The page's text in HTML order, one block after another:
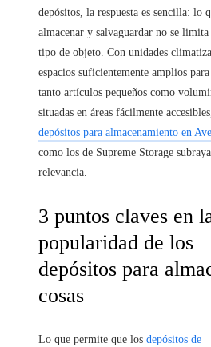
depósitos, la respuesta es sencilla: lo
almacenar y salvaguardar no se
tipo de objeto. Con unidades
espacios suficientemente amplios
tanto artículos pequeños como
situadas en áreas fácilmente
depósitos para almacenamiento en
como los de Supreme Storage
relevancia.
3 puntos claves en
popularidad de los
depósitos para
cosas
Lo que permite que los depósitos de